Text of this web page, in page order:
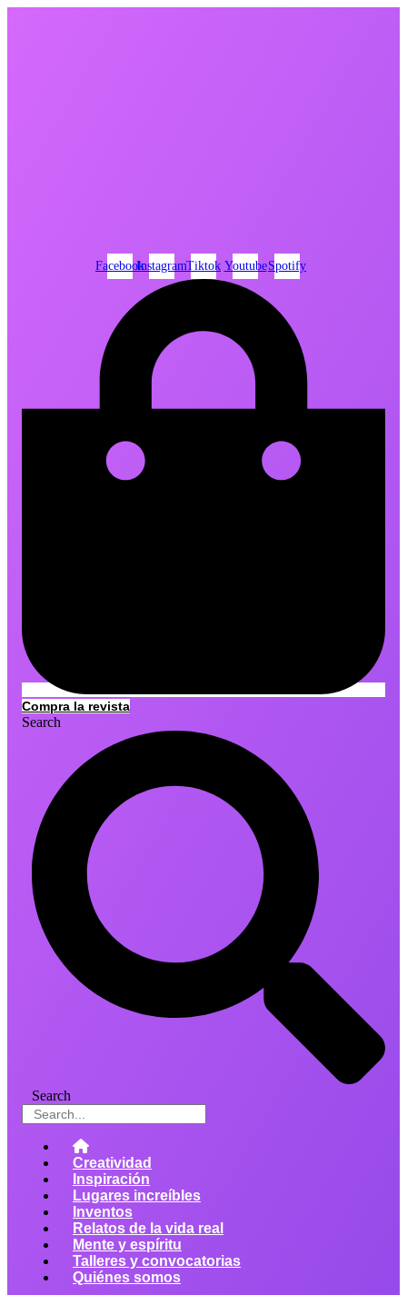
FacebookInstagramTiktok YoutubeSpotify
Compra la revista
Search
Search
Creatividad
Inspiración
Lugares increíbles
Inventos
Relatos de la vida real
Mente y espíritu
Talleres y convocatorias
Quiénes somos